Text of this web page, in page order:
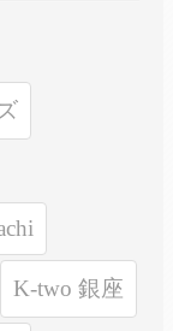
K-two 銀座